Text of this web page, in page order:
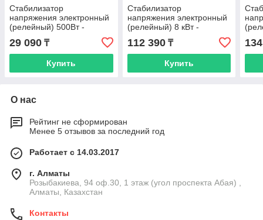
Стабилизатор
напряжения электронный
(релейный) 500Вт -
Ресанта ACH-500Н/1-Ц -
настенный
29 090 ₸
Купить
Стабилизатор
напряжения электронный
(релейный) 8 кВт -
Ресанта ACH-8000Н/1-Ц -
настенный
112 390₸
Купить
-
О нас
Рейтинг не сформирован
Менее 5 отзывов за последний год
Работает с 14.03.2017
г. Алматы
Розыбакиева, 94 оф.30, 1 этаж (угол проспекта Абая) ,
Алматы, Казахстан
Контакты